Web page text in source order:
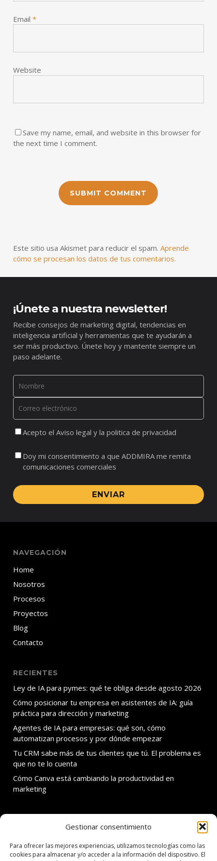
Gestionar consentimiento
Para ofrecer las mejores experiencias, utilizamos tecnologías como las
cookies para almacenar y/o acceder a la información del dispositivo. El
Email *
Website
Save my name, email, and website in this browser for
the next time I comment.
Este sitio usa Akismet para reducir el spam. Aprende
cómo se procesan los datos de tus comentarios.
¡Únete a nuestra newsletter!
Recibe consejos de marketing digital, tendencias en
inteligencia artificial y herramientas que te ayudarán a
ser más productivo. Únete hoy y mantente siempre un
paso adelante.
Acepto el Aviso legal y la politica de privacidad
Doy mi consentimiento a que ADDMIRA me remita
comunicaciones comerciales
ENVIAR
NAVEGACIÓN
Home
Nosotros
Procesos
Proyectos
Blog
Contacto
RECIENTES
Ley de IA para pymes: qué te obliga desde agosto 2026
Cómo posicionar tu empresa en asistentes de IA: guía
práctica para dirección y marketing
Agentes de IA para empresas: qué son, cómo
automatizan procesos y por dónde empezar
Tu CRM sabe más de tus clientes que tú. El problema es
que no te lo cuenta
Cómo Canva está cambiando la productividad en
marketing
C. Calvet 30 3er 1a